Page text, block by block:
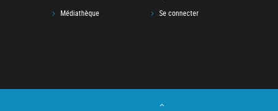
Médiathèque
Se connecter